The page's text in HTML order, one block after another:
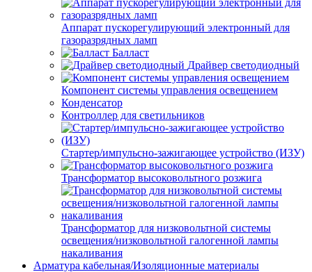
Аппарат пускорегулирующий электронный для
газоразрядных ламп
Балласт
Драйвер светодиодный
Компонент системы управления освещением
Конденсатор
Контроллер для светильников
Стартер/импульсно-зажигающее устройство (ИЗУ)
Трансформатор высоковольтного розжига
Трансформатор для низковольтной системы
освещения/низковольтной галогенной лампы
накаливания
Арматура кабельная/Изоляционные материалы